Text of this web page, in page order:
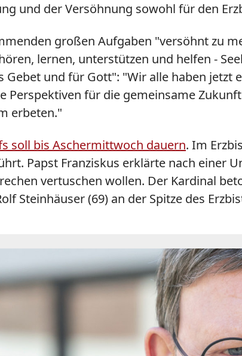
und der Versöhnung sowohl für den
großen Aufgaben "versöhnt zu
lernen, unterstützen und helfen -
Gebet und für Gott": "Wir alle haben
Perspektiven für die gemeinsame
erbeten."
soll bis Aschermittwoch dauern. Im
Papst Franziskus erklärte nach einer
vertuschen wollen. Der Kardinal
Steinhäuser (69) an der Spitze des